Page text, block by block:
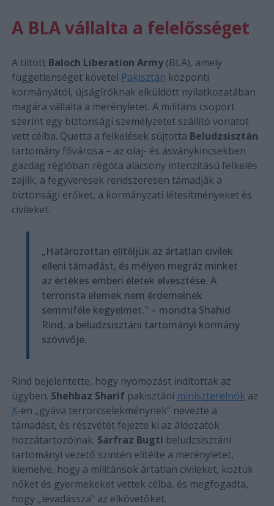
A BLA vállalta a felelősséget
A tiltott Baloch Liberation Army(BLA), amely
függetlenséget követel Pakisztán központi
kormányától, újságíróknak elküldött nyilatkozatában
magára vállalta a merényletet. A militáns csoport
szerint egy biztonsági személyzetet szállító vonatot
vett célba. Quetta a felkelések sújtotta Beludzsisztán
tartomány fővárosa – az olaj- és ásványkincsekben
gazdag régióban régóta alacsony intenzitású felkelés
zajlik, a fegyveresek rendszeresen támadják a
biztonsági erőket, a kormányzati létesítményeket és
civileket.
„Határozottan elítéljük az ártatlan civilek
elleni támadást, és mélyen megráz minket
az értékes emberi életek elvesztése. A
terrorista elemek nem érdemelnek
semmiféle kegyelmet." – mondta Shahid
Rind, a beludzsisztáni tartományi kormány
szóvivője.
Rind bejelentette, hogy nyomozást indítottak az
ügyben. Shehbaz Sharifpakisztáni miniszterelnök az
X-en „gyáva terrorcselekménynek" nevezte a
támadást, és részvétét fejezte ki az áldozatok
hozzátartozóinak. Sarfraz Bugti beludzsisztáni
tartományi vezető szintén elítélte a merényletet,
kiemelve, hogy a militánsok ártatlan civileket, köztük
nőket és gyermekeket vettek célba, és megfogadta,
hogy „levadássza" az elkövetőket.